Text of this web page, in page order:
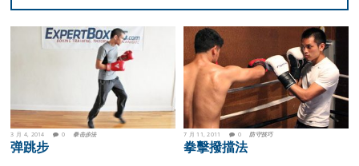
3 月 4, 2014 拳击步法
0
弹跳步
7 月 11, 2011 防守技巧
0
拳擊撥擋法